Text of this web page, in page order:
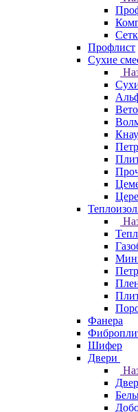
Профлист
Сухие
Фанера
Шифер
Двери